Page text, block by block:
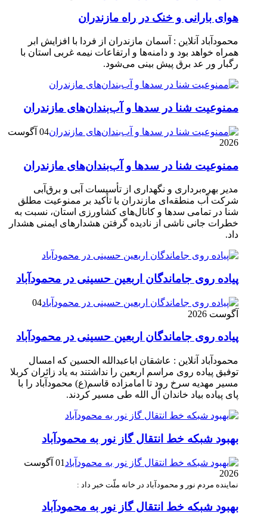
هوای بارانی و خنک در راه مازندران
محمودآباد آنلاین : آسمان مازندران از فردا با افزایش ابر
همراه خواهد بود و دامنه‌ها و ارتفاعات نیمه غربی استان با
رگبار ور عد برق پیش بینی می‌شود.
ممنوعیت شنا در سدها و آب‌بندان‌‌های مازندران
04 آگوست
2026
ممنوعیت شنا در سدها و آب‌بندان‌‌های مازندران
مدیر بهره‌برداری و نگهداری از تأسیسات آبی و برق‌آبی
شرکت آب منطقه‌ای مازندران با تأکید بر ممنوعیت مطلق
شنا در تمامی سدها و کانال‌های کشاورزی استان، نسبت به
خطرات جانی ناشی از نادیده گرفتن هشدارهای ایمنی هشدار
داد.
پیاده روی جاماندگان اربعین حسینی در محمودآباد
04
آگوست 2026
پیاده روی جاماندگان اربعین حسینی در محمودآباد
محمودآباد آنلاین : عاشقان اباعبدالله الحسین که امسال
توفیق پیاده روی مراسم اربعین را نداشتند به یاد زائران کربلا
مسیر مهدیه سرخ رود تا امامزاده قاسم(ع) محمودآباد را با
پای پیاده بیاد خاندان آل الله طی مسیر کردند.
بهبود شبکه خط انتقال گاز نور به محمودآباد
01 آگوست
2026
نماینده مردم نور و محمودآباد در خانه ملّت خبر داد :
بهبود شبکه خط انتقال گاز نور به محمودآباد